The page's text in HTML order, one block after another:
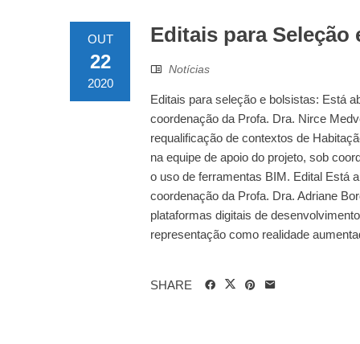
OUT
22
2020
Editais para Seleção
Notícias
Editais para seleção e bolsistas: Está
coordenação da Profa. Dra. Nirce
requalificação de contextos de
na equipe de apoio do projeto, sob
o uso de ferramentas BIM. Edital Está
coordenação da Profa. Dra. Adriane
plataformas digitais de
representação como realidade
SHARE